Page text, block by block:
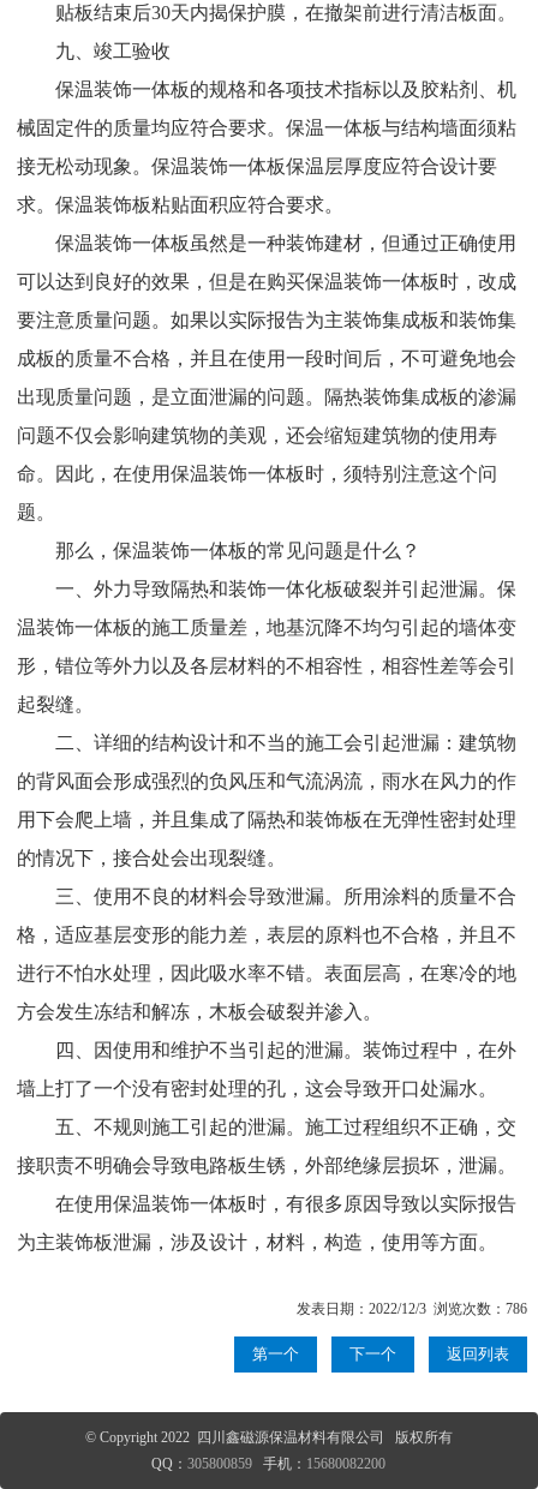
贴板结束后30天内揭保护膜，在撤架前进行清洁板面。
九、竣工验收
保温装饰一体板的规格和各项技术指标以及胶粘剂、机
械固定件的质量均应符合要求。保温一体板与结构墙面须粘
接无松动现象。保温装饰一体板保温层厚度应符合设计要
求。保温装饰板粘贴面积应符合要求。
保温装饰一体板虽然是一种装饰建材，但通过正确使用
可以达到良好的效果，但是在购买保温装饰一体板时，改成
要注意质量问题。如果以实际报告为主装饰集成板和装饰集
成板的质量不合格，并且在使用一段时间后，不可避免地会
出现质量问题，是立面泄漏的问题。隔热装饰集成板的渗漏
问题不仅会影响建筑物的美观，还会缩短建筑物的使用寿
命。因此，在使用保温装饰一体板时，须特别注意这个问
题。
那么，保温装饰一体板的常见问题是什么？
一、外力导致隔热和装饰一体化板破裂并引起泄漏。保
温装饰一体板的施工质量差，地基沉降不均匀引起的墙体变
形，错位等外力以及各层材料的不相容性，相容性差等会引
起裂缝。
二、详细的结构设计和不当的施工会引起泄漏：建筑物
的背风面会形成强烈的负风压和气流涡流，雨水在风力的作
用下会爬上墙，并且集成了隔热和装饰板在无弹性密封处理
的情况下，接合处会出现裂缝。
三、使用不良的材料会导致泄漏。所用涂料的质量不合
格，适应基层变形的能力差，表层的原料也不合格，并且不
进行不怕水处理，因此吸水率不错。表面层高，在寒冷的地
方会发生冻结和解冻，木板会破裂并渗入。
四、因使用和维护不当引起的泄漏。装饰过程中，在外
墙上打了一个没有密封处理的孔，这会导致开口处漏水。
五、不规则施工引起的泄漏。施工过程组织不正确，交
接职责不明确会导致电路板生锈，外部绝缘层损坏，泄漏。
在使用保温装饰一体板时，有很多原因导致以实际报告
为主装饰板泄漏，涉及设计，材料，构造，使用等方面。
发表日期：2022/12/3 浏览次数：786
第一个 下一个 返回列表
© Copyright 2022 四川鑫磁源保温材料有限公司 版权所有
QQ：305800859 手机： 15680082200